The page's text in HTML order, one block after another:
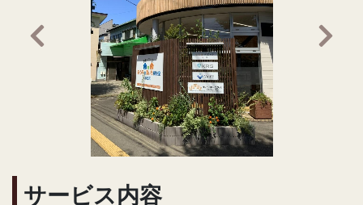
前の画像へ 次の
サービス内容